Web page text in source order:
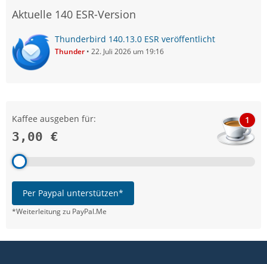
Aktuelle 140 ESR-Version
Thunderbird 140.13.0 ESR veröffentlicht
Thunder 22. Juli 2026 um 19:16
Kaffee ausgeben für:
3,00 €
1
Per Paypal unterstützen*
*Weiterleitung zu PayPal.Me